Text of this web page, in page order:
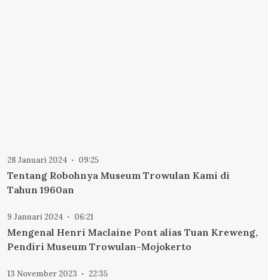
28 Januari 2024 09:25
Tentang Robohnya Museum Trowulan Kami di
Tahun 1960an
9 Januari 2024 06:21
Mengenal Henri Maclaine Pont alias Tuan Kreweng,
Pendiri Museum Trowulan-Mojokerto
13 November 2023 22:35